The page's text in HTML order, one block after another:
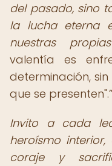
del pasado, sino
la lucha eterna
nuestras
valentía es
determinación,
que se presenten".
Invito a cada
heroísmo
coraje y